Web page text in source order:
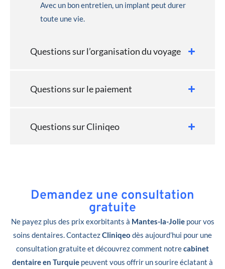
Avec un bon entretien, un implant peut durer
toute une vie.
Questions sur l’organisation du voyage
Questions sur le paiement
Questions sur Cliniqeo
Demandez une consultation
gratuite
Ne payez plus des prix exorbitants à Mantes-la-Joliepour vos
soins dentaires. ContactezCliniqeo dès aujourd’hui pour une
consultation gratuite et découvrez comment notrecabinet
dentaire en Turquie peuvent vous offrir un sourire éclatant à